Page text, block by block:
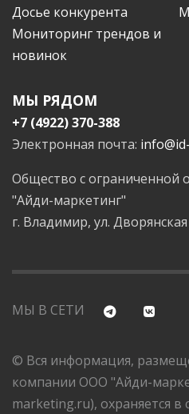
Досье конкурента
Мониторинг трендов и
новинок
МЫ РЯДОМ
+7 (4922) 370-388
Электронная почта:
Общество с ограниченной
"Айди-маркетинг"
г. Владимир, ул.
МЫ В СЕТИ
© Вся информация,
компании ООО "Айди-
marketing.ru), охраняется в